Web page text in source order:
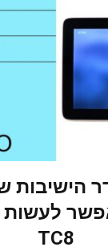
הישיבות
TC8